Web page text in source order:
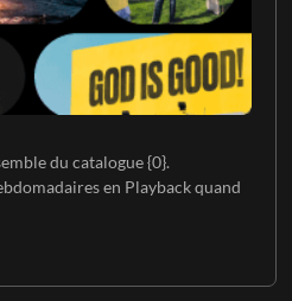
du catalogue {0}.
en Playback quand